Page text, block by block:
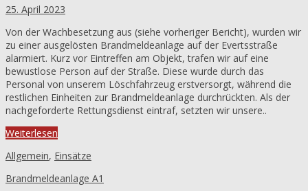
25. April 2023
Von der Wachbesetzung aus (siehe vorheriger Bericht), wurden wir
zu einer ausgelösten Brandmeldeanlage auf der Evertsstraße
alarmiert. Kurz vor Eintreffen am Objekt, trafen wir auf eine
bewustlose Person auf der Straße. Diese wurde durch das
Personal von unserem Löschfahrzeug erstversorgt, während die
restlichen Einheiten zur Brandmeldeanlage durchrückten. Als der
nachgeforderte Rettungsdienst eintraf, setzten wir unsere..
Weiterlesen
Allgemein, Einsätze
Brandmeldeanlage A1